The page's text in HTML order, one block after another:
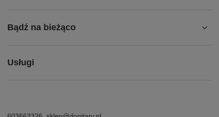
Bądź na bieżąco
Usługi